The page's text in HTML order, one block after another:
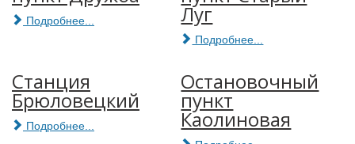
Подробнее... Луг
Подробнее...
Станция
Брюловецкий
Подробнее...
Остановочный
пункт
Каолиновая